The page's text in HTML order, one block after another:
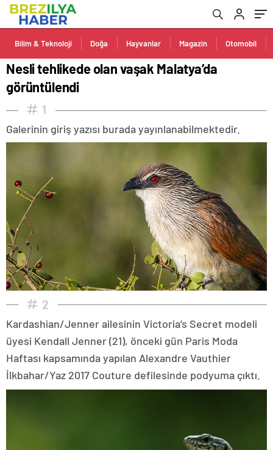
Bilim & Teknoloji Doğa Hayvanlar Magazin Otomobil
Nesli tehlikede olan vaşak Malatya’da
görüntülendi
1
Galerinin giriş yazısı burada yayınlanabilmektedir.
2
Kardashian/Jenner ailesinin Victoria’s Secret modeli
üyesi Kendall Jenner (21), önceki gün Paris Moda
Haftası kapsamında yapılan Alexandre Vauthier
İlkbahar/Yaz 2017 Couture defilesinde podyuma çıktı.